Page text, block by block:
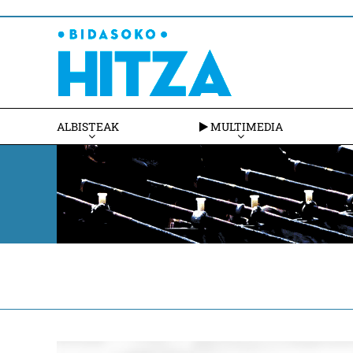
ALBISTEAK MULTIMEDIA